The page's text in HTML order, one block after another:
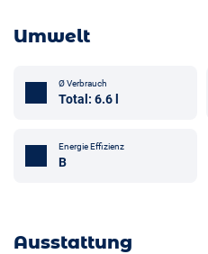
Umwelt
Ø Verbrauch
Total: 6.6 l
Energie Effizienz
B
Ausstattung